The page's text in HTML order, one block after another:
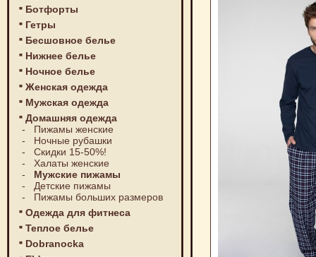
Ботфорты
Гетры
Бесшовное белье
Нижнее белье
Ночное белье
Женская одежда
Мужская одежда
Домашняя одежда
- Пижамы женские
- Ночные рубашки
- Скидки 15-50%!
- Халаты женские
- Мужские пижамы
- Детские пижамы
- Пижамы больших размеров
Одежда для фитнеса
Теплое белье
Dobranocka